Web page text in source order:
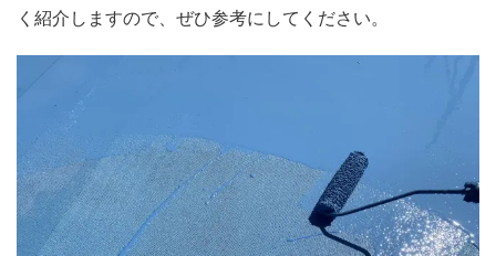
く紹介しますので、ぜひ参考にしてください。